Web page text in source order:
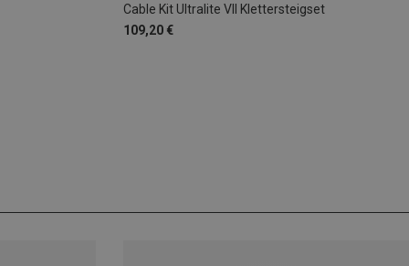
Cable Kit Ultralite VII Klettersteigset
109,20 €